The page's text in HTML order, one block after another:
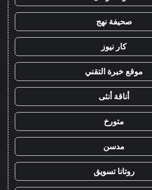
صحيفة نهج
كار نيوز
موقع خبرة التقني
أناقة أنثى
متورخ
مدسن
روتانا تسويق